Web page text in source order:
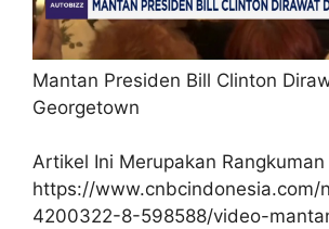
Mantan Presiden Bill Clinton
Georgetown
Artikel Ini Merupakan Rangkuman
https://www.cnbcindonesia.com/
4200322-8-598588/video-